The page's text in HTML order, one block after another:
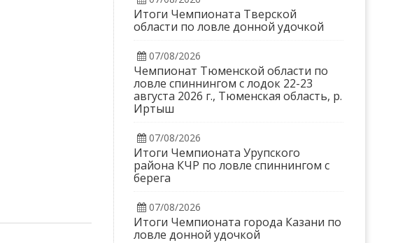
Итоги Чемпионата Тверской
области по ловле донной удочкой
07/08/2026
Чемпионат Тюменской области по
ловле спиннингом с лодок 22-23
августа 2026 г., Тюменская область, р.
Иртыш
07/08/2026
Итоги Чемпионата Урупского
района КЧР по ловле спиннингом с
берега
07/08/2026
Итоги Чемпионата города Казани по
ловле донной удочкой